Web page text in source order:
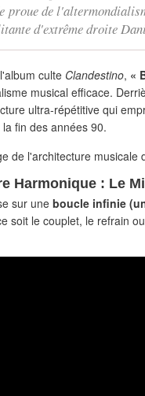
proue de
d'extrême droite
culte Clandestino, «
musical efficace.
ultra-répétitive qui
fin des années 90.
de l'architecture musicale
Harmonique : Le
sur une boucle infinie
soit le couplet, le refrain